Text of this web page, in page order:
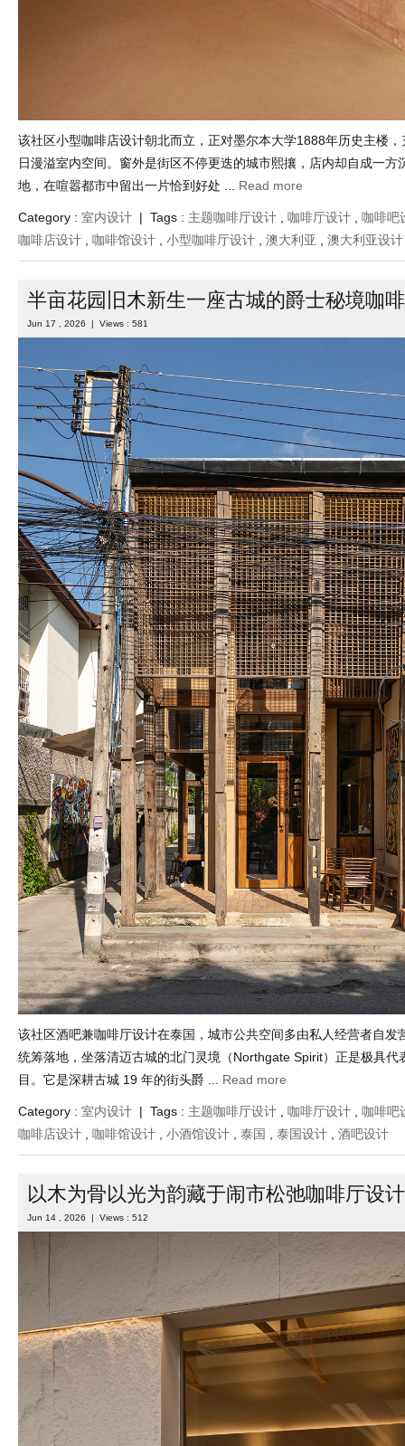
该社区小型咖啡店设计朝北而立，正对墨尔本大学1888年历史主楼
日漫溢室内空间。窗外是街区不停更迭的城市熙攘，店内却自成一方
地，在喧嚣都市中留出一片恰到好处 ... Read more
Category : 室内设计 | Tags : 主题咖啡厅设计 , 咖啡厅设计 , 咖啡吧
咖啡店设计 , 咖啡馆设计 , 小型咖啡厅设计 , 澳大利亚 , 澳大利亚设计
半亩花园旧木新生一座古城的爵士秘境咖
Jun 17 , 2026 | Views : 581
该社区酒吧兼咖啡厅设计在泰国，城市公共空间多由私人经营者自发
统筹落地，坐落清迈古城的北门灵境（Northgate Spirit）正是极具代
目。它是深耕古城 19 年的街头爵 ... Read more
Category : 室内设计 | Tags : 主题咖啡厅设计 咖啡厅设计
咖啡吧
咖啡店设计
咖啡馆设计 小酒馆设计 泰国 泰国设计 酒吧设计
以木为骨以光为韵藏于闹市松弛咖啡厅设计
Jun 14 , 2026 | Views : 512